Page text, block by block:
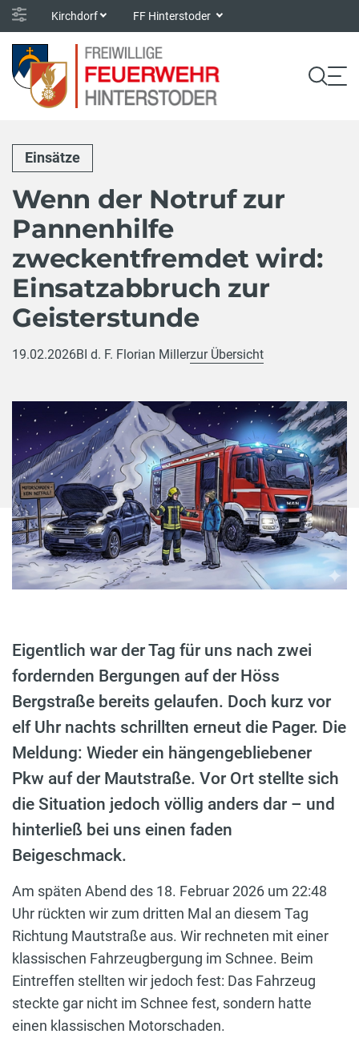
Kirchdorf FF Hinterstoder
Einsätze
Wenn der Notruf zur
Pannenhilfe
zweckentfremdet wird:
Einsatzabbruch zur
Geisterstunde
19.02.2026BI d. F. Florian Millerzur Übersicht
Eigentlich war der Tag für uns nach zwei
fordernden Bergungen auf der Höss
Bergstraße bereits gelaufen. Doch kurz vor
elf Uhr nachts schrillten erneut die Pager. Die
Meldung: Wieder ein hängengebliebener
Pkw auf der Mautstraße. Vor Ort stellte sich
die Situation jedoch völlig anders dar – und
hinterließ bei uns einen faden
Beigeschmack.
Am späten Abend des 18. Februar 2026 um 22:48
Uhr rückten wir zum dritten Mal an diesem Tag
Richtung Mautstraße aus. Wir rechneten mit einer
klassischen Fahrzeugbergung im Schnee. Beim
Eintreffen stellten wir jedoch fest: Das Fahrzeug
steckte gar nicht im Schnee fest, sondern hatte
einen klassischen Motorschaden.